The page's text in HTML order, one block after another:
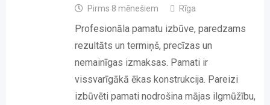
Pirms 8 mēnešiem Rīga
Profesionāla pamatu izbūve, paredzams
rezultāts un termiņš, precīzas un
nemainīgas izmaksas. Pamati ir
vissvarīgākā ēkas konstrukcija. Pareizi
izbūvēti pamati nodrošina mājas ilgmūžību,